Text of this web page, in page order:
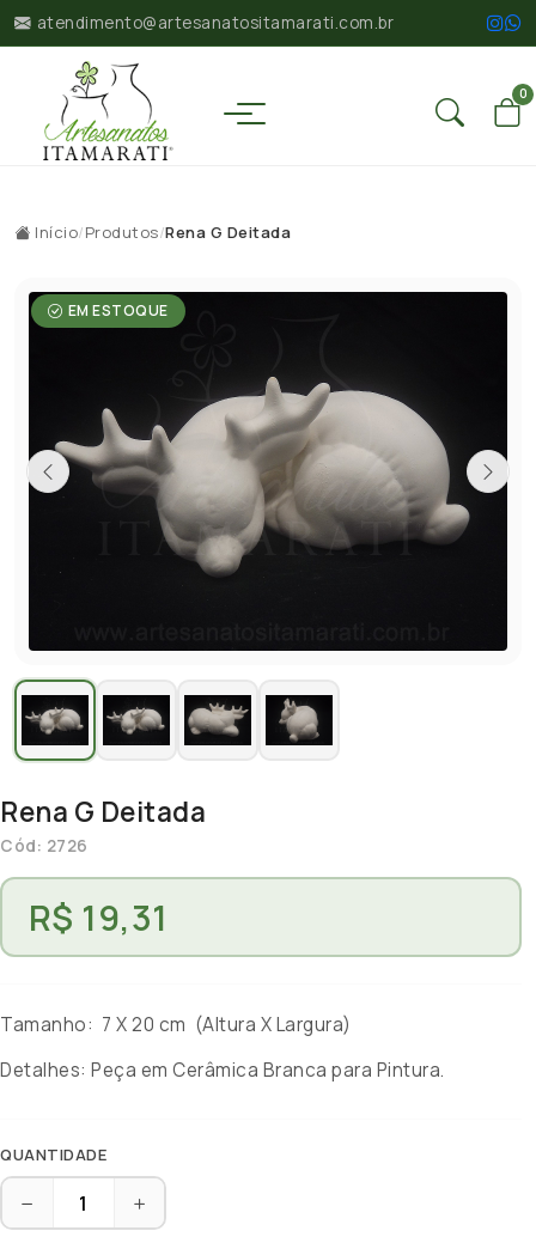
atendimento@artesanatositamarati.com.br
0
Início/Produtos/Rena G Deitada
EM ESTOQUE
Rena G Deitada
Cód: 2726
R$ 19,31
Tamanho: 7 X 20 cm (Altura X Largura)
Detalhes: Peça em Cerâmica Branca para Pintura.
QUANTIDADE